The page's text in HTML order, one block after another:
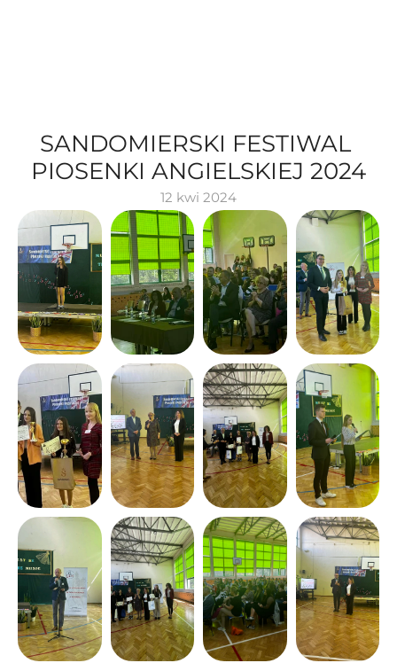
SANDOMIERSKI FESTIWAL
PIOSENKI ANGIELSKIEJ 2024
12 kwi 2024